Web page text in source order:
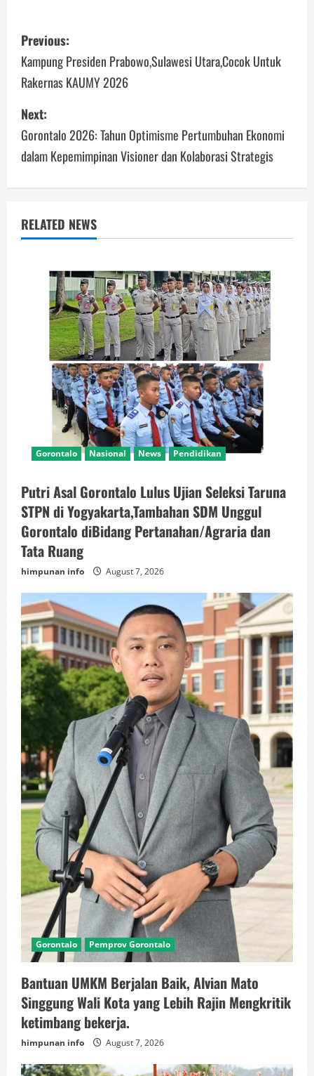
Post
navigation
Previous:
Kampung Presiden Prabowo,Sulawesi Utara,Cocok Untuk
Rakernas KAUMY 2026
Next:
Gorontalo 2026: Tahun Optimisme Pertumbuhan Ekonomi
dalam Kepemimpinan Visioner dan Kolaborasi Strategis
RELATED NEWS
Gorontalo Nasional News Pendidikan
Putri Asal Gorontalo Lulus Ujian Seleksi Taruna
STPN di Yogyakarta,Tambahan SDM Unggul
Gorontalo diBidang Pertanahan/Agraria dan
Tata Ruang
himpunan info August 7, 2026
Gorontalo Pemprov Gorontalo
Bantuan UMKM Berjalan Baik, Alvian Mato
Singgung Wali Kota yang Lebih Rajin Mengkritik
ketimbang bekerja.
himpunan info August 7, 2026